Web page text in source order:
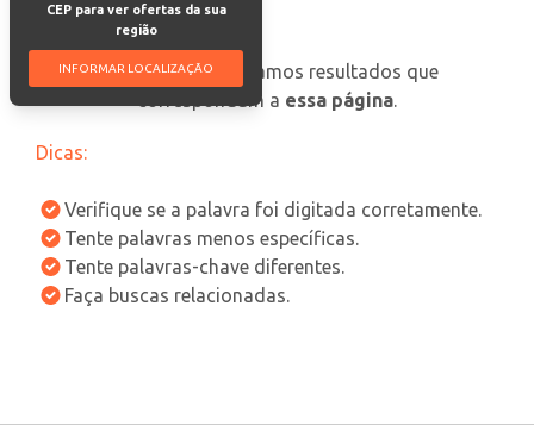
CEP para ver ofertas da sua
região
INFORMAR LOCALIZAÇÃO
oops, não encontramos resultados que
correspondam a essa página.
Dicas:
Verifique se a palavra foi digitada corretamente.
Tente palavras menos específicas.
Tente palavras-chave diferentes.
Faça buscas relacionadas.